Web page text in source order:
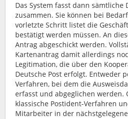
Das System fasst dann sämtliche
zusammen. Sie können bei
vorletzte Schritt listet die
bestätigt werden müssen. An
Antrag abgeschickt werden.
Kartenantrag damit allerdings
Legitimation, die über den
Deutsche Post erfolgt. Entweder
Verfahren, bei dem die
erfasst und abgeglichen werden.
klassische Postident-Verfahren
Mitarbeiter in der